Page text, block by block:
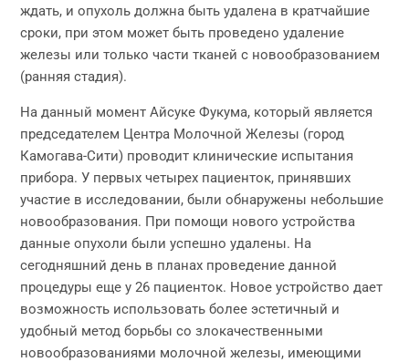
ждать, и опухоль должна быть удалена в кратчайшие
сроки, при этом может быть проведено удаление
железы или только части тканей с новообразованием
(ранняя стадия).
На данный момент Айсуке Фукума, который является
председателем Центра Молочной Железы (город
Камогава-Сити) проводит клинические испытания
прибора. У первых четырех пациенток, принявших
участие в исследовании, были обнаружены небольшие
новообразования. При помощи нового устройства
данные опухоли были успешно удалены. На
сегодняшний день в планах проведение данной
процедуры еще у 26 пациенток. Новое устройство дает
возможность использовать более эстетичный и
удобный метод борьбы со злокачественными
новообразованиями молочной железы, имеющими